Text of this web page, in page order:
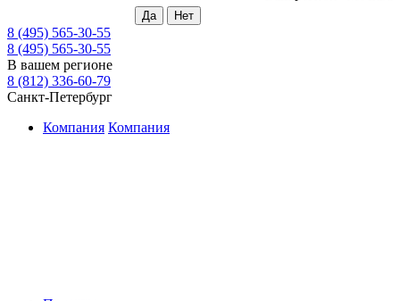
8 (495) 565-30-55
8 (495) 565-30-55
В вашем регионе
8 (812) 336-60-79
Санкт-Петербург
Компания Компания